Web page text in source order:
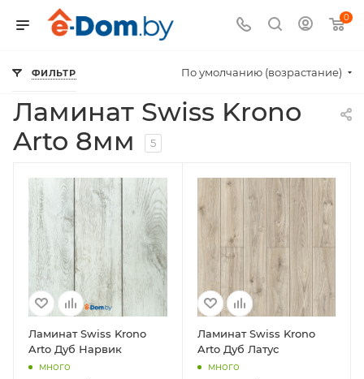
0
Главная — Ламинат каталог — Ламинат Swiss
Ламинат Swiss Krono
Arto 8мм
5
По умолчанию (возрастание)
ФИЛЬТР
Ламинат Swiss Krono
Arto Дуб Нарвик
много
Ламинат Swiss Krono
Arto Дуб Латус
много